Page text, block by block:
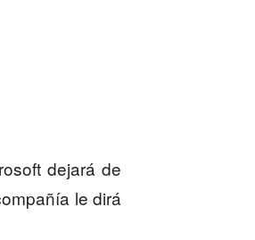
dejará de
le dirá